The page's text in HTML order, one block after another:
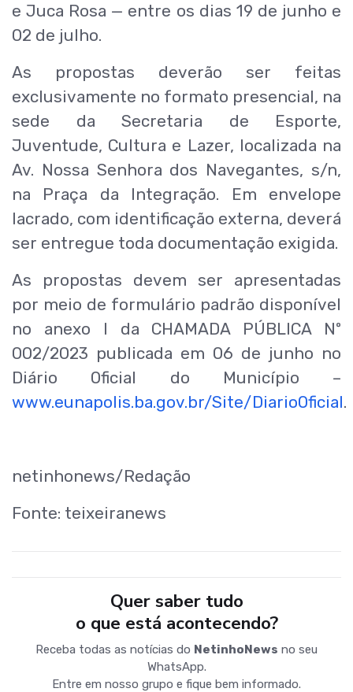
e Juca Rosa — entre os dias 19 de junho e
02 de julho.
As propostas deverão ser feitas
exclusivamente no formato presencial, na
sede da Secretaria de Esporte,
Juventude, Cultura e Lazer, localizada na
Av. Nossa Senhora dos Navegantes, s/n,
na Praça da Integração. Em envelope
lacrado, com identificação externa, deverá
ser entregue toda documentação exigida.
As propostas devem ser apresentadas
por meio de formulário padrão disponível
no anexo I da CHAMADA PÚBLICA Nº
002/2023 publicada em 06 de junho no
Diário Oficial do Município –
www.eunapolis.ba.gov.br/Site/DiarioOficial.
netinhonews/Redação
Fonte: teixeiranews
Quer saber tudo
o que está acontecendo?
Receba todas as notícias do NetinhoNews no seu
WhatsApp.
Entre em nosso grupo e fique bem informado.